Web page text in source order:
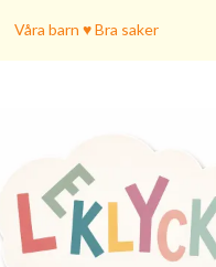
Våra barn ♥ Bra saker